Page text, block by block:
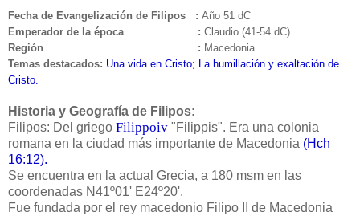
Fecha de Evangelización de Filipos : Año 51 dC
Emperador de la época
: Claudio (41-54 dC)
Región
: Macedonia
Temas destacados: Una vida en Cristo; La humillación y exaltación de
Cristo.
Historia y Geografía de Filipos:
Filipos: Del griego Filippoiv "Filippis". Era una colonia
romana en la ciudad más importante de Macedonia (Hch
16:12).
Se encuentra en la actual Grecia, a 180 msm en las
coordenadas N41º01' E24º20'.
Fue fundada por el rey macedonio Filipo II de Macedonia